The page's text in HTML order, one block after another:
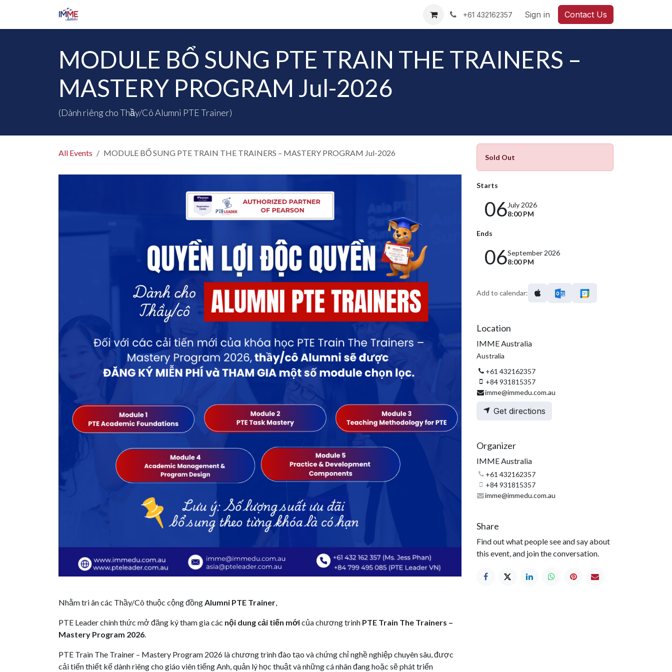
+61 432162357 Sign in Contact Us
MODULE BỔ SUNG PTE TRAIN THE TRAINERS –
MASTERY PROGRAM Jul-2026
(Dành riêng cho Thầy/Cô Alumni PTE Trainer)
All Events MODULE BỔ SUNG PTE TRAIN THE TRAINERS – MASTERY PROGRAM Jul-2026
Nhằm tri ân các Thầy/Cô thuộc cộng đồngAlumni PTE Trainer,
PTE Leader chính thức mở đăng ký tham gia các nội dung cải tiến mớicủa chương trình PTE Train The Trainers –
Mastery Program 2026.
PTE Train The Trainer – Mastery Program 2026 là chương trình đào tạo và chứng chỉ nghề nghiệp chuyên sâu, được
cải tiến thiết kế dành riêng cho giáo viên tiếng Anh, quản lý học thuật và những cá nhân đang hoặc sẽ phát triển
Sold Out
Starts
06July 2026
8:00 PM
Ends
06September 2026
8:00 PM
Add to calendar:
Location
IMME Australia
Australia
+61 432162357
+84 931815357
imme@immedu.com.au
Get directions
Organizer
IMME Australia
+61 432162357
+84 931815357
imme@immedu.com.au
Share
Find out what people see and say about
this event, and join the conversation.